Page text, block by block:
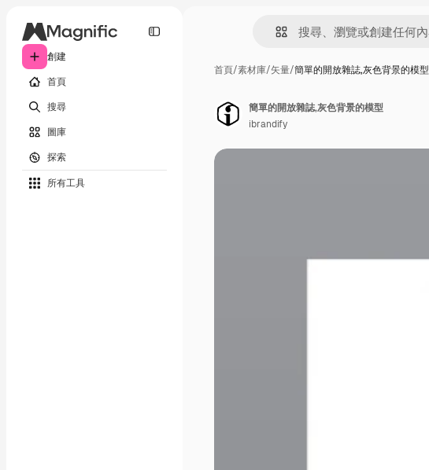
創建
首頁
搜尋
圖庫
探索
所有工具
首頁/素材庫/矢量/簡單的開放雜誌,灰色背景的模型
簡單的開放雜誌,灰色背景的模型
ibrandify